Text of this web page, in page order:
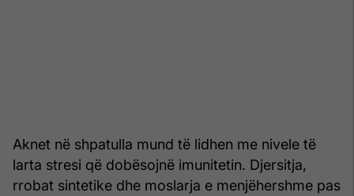
Aknet në shpatulla mund të lidhen me nivele të
larta stresi që dobësojnë imunitetin. Djersitja,
rrobat sintetike dhe moslarja e menjëhershme pas